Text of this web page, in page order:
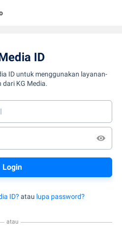
ID
ID untuk menggunakan layanan-
dari KG Media.
ID? atau lupa password?
atau